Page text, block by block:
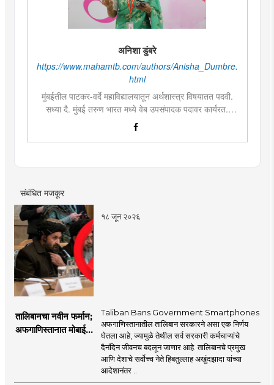
अनिशा डुंबरे
https://www.mahamtb.com/authors/Anisha_Dumbre.
html
मुंबईतील पाटकर-वर्दे महाविद्यालयातून अर्थशास्त्र विषयातत पदवी.
सध्या दै. मुंबई तरुण भारत मध्ये वेब उपसंपादक पदावर कार्यरत.
लिखाण, वाचन आणि निवेदनाची विशेष आवड. मराठी साहित्य,
इतिहास, राजकारण, आणि मनोरंजन विषयांत रस. महाविद्यालयीन
संबंधित मजकूर
१८ जून २०२६
तालिबानचा नवीन फर्मान;
अफगाणिस्तानात मोबाईल
Taliban Bans Government Smartphones
अफगाणिस्तानातील तालिबान सरकारने असा एक निर्णय
घेतला आहे, ज्यामुळे तेथील सर्व सरकारी कर्मचाऱ्यांचे
दैनंदिन जीवनच बदलून जाणार आहे. तालिबानचे प्रमुख
आणि देशाचे सर्वोच्च नेते हिबतुल्लाह अखुंदझादा यांच्या
आदेशानंतर ..